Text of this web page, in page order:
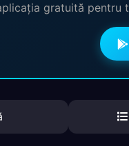
gratuită pentru